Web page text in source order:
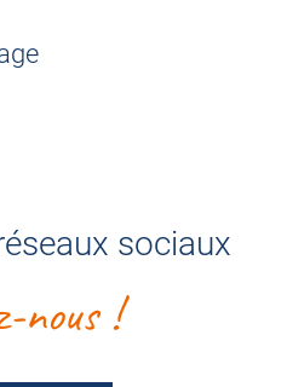
sociaux
nous !